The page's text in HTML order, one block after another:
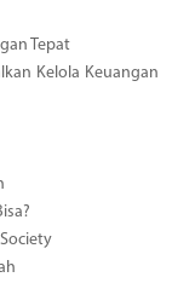
Tepat
Kelola Keuangan